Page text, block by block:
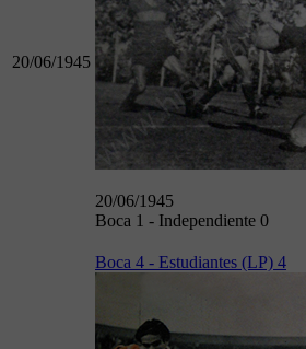
20/06/1945
20/06/1945
Boca 1 - Independiente 0
Boca 4 - Estudiantes (LP) 4